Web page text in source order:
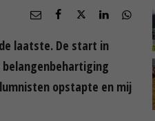
laatste. De start in
opstapte en mij